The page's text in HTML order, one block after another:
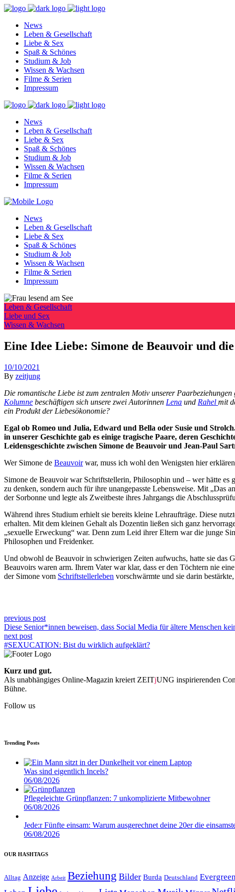
News
Leben & Gesellschaft
Liebe & Sex
Spaß & Schönes
Studium & Job
Wissen & Wachsen
Filme & Serien
Impressum
News
Leben & Gesellschaft
Liebe & Sex
Spaß & Schönes
Studium & Job
Wissen & Wachsen
Filme & Serien
Impressum
News
Leben & Gesellschaft
Liebe & Sex
Spaß & Schönes
Studium & Job
Wissen & Wachsen
Filme & Serien
Impressum
Leben & Gesellschaft
Liebe und Sex
Wissen & Wachsen
Eine Idee Liebe: Simone de Beauvoir und
10/10/2021
By zeitjung
Die romantische Liebe ist zum zentralen Motiv unserer
Kolumne beschäftigen sich unsere zwei Autorinnen Lena und Rahel mit
ein Produkt der Liebesökonomie?
Egal ob Romeo und Julia, Edward und Bella oder Susie und
in unserer Geschichte gab es einige tragische Paare, deren
Leidensgeschichte zwischen Simone de Beauvoir und Jean-Paul
Wer Simone de Beauvoirwar, muss ich wohl den Wenigsten hier
Simone de Beauvoir war Schriftstellerin, Philosophin und – wer hätte
zu denken, sondern auch für ihre unangepasste Lebensweise. Mit „Das
der Sorbonne und legte als Zweitbeste ihres Jahrgangs die
Während ihres Studium erhielt sie bereits kleine Lehraufträge. Diese
erhalten. Mit dem kleinen Gehalt als Dozentin ließen sich ganz
„sexuelle Erweckung“ war. Denn zum Leid ihrer Eltern war die junge
Philosophen und Freidenker.
Und obwohl de Beauvoir in schwierigen Zeiten aufwuchs, hatte sie das
Beauvoirs waren arm. Ihrem Vater war klar, dass er den Töchtern nie
der Simone vom Schriftstellerleben vorschwärmte und sie darin
previous post
Diese Senior*innen beweisen, dass Social Media für ältere Menschen
next post
#SEXUCATION: Bist du wirklich aufgeklärt?
Kurz und gut.
Als unabhängiges Online-Magazin kreiert ZEITjUNG inspirierenden
Bühne.
Follow us
Trending Posts
Was sind eigentlich Incels?
06/08/2026
Pflegeleichte Grünpflanzen: 7 unkomplizierte Mitbewohner
06/08/2026
Jede:r Fünfte einsam: Warum ausgerechnet deine 20er die
06/08/2026
OUR HASHTAGS
Alltag Anzeige Arbeit Beziehung Bilder Burda Deutschland Evergreen